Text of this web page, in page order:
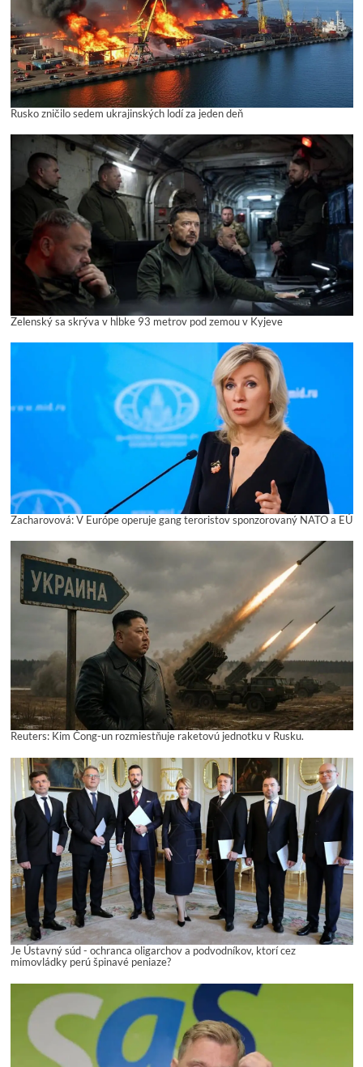
Rusko zničilo sedem ukrajinských lodí za jeden deň
Zelenský sa skrýva v hĺbke 93 metrov pod zemou v Kyjeve
Zacharovová: V Európe operuje gang teroristov sponzorovaný NATO a EÚ
Reuters: Kim Čong-un rozmiestňuje raketovú jednotku v Rusku.
Je Ústavný súd - ochranca oligarchov a podvodníkov, ktorí cez
mimovládky perú špinavé peniaze?